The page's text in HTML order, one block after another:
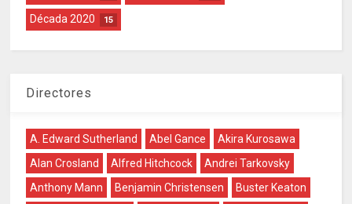
Década 2020 15
Directores
A. Edward Sutherland Abel Gance
Akira Kurosawa
Alan Crosland
Alfred Hitchcock
Andrei Tarkovsky
Anthony Mann
Benjamin Christensen
Buster Keaton